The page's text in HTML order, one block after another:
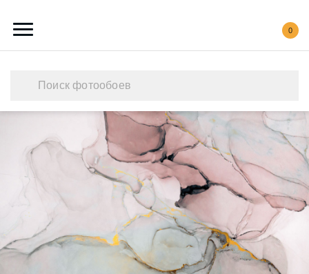
0
Каталог обоев
Наши работы
Создать свои фотообои
О нас
Контакты